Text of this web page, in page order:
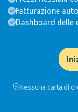
Fatturazione
Dashboard delle
Nessuna carta di